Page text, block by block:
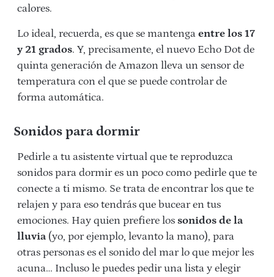
calores.
Lo ideal, recuerda, es que se mantenga entre los 17
y 21 grados. Y, precisamente, el nuevo Echo Dot de
quinta generación de Amazon lleva un sensor de
temperatura con el que se puede controlar de
forma automática.
Sonidos para dormir
Pedirle a tu asistente virtual que te reproduzca
sonidos para dormir es un poco como pedirle que te
conecte a ti mismo. Se trata de encontrar los que te
relajen y para eso tendrás que bucear en tus
emociones. Hay quien prefiere los sonidos de la
lluvia (yo, por ejemplo, levanto la mano), para
otras personas es el sonido del mar lo que mejor les
acuna… Incluso le puedes pedir una lista y elegir